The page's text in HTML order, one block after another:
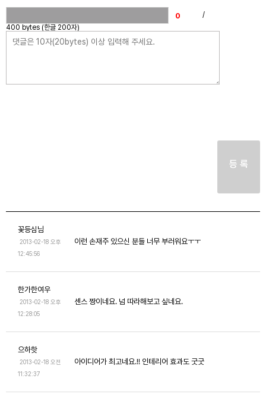
/
400 bytes (한글 200자)
등 록
꽃등심님
2013-02-18 오후
12:45:56
이런 손재주 있으신 분들 너무 부러워요ㅜㅜ
한가한여우
2013-02-18 오후
12:28:05
센스 짱이네요. 넘 따라해보고 싶네요.
으하핫
2013-02-18 오전
11:32:37
아이디어가 최고네요.!! 인테리어 효과도 굿굿